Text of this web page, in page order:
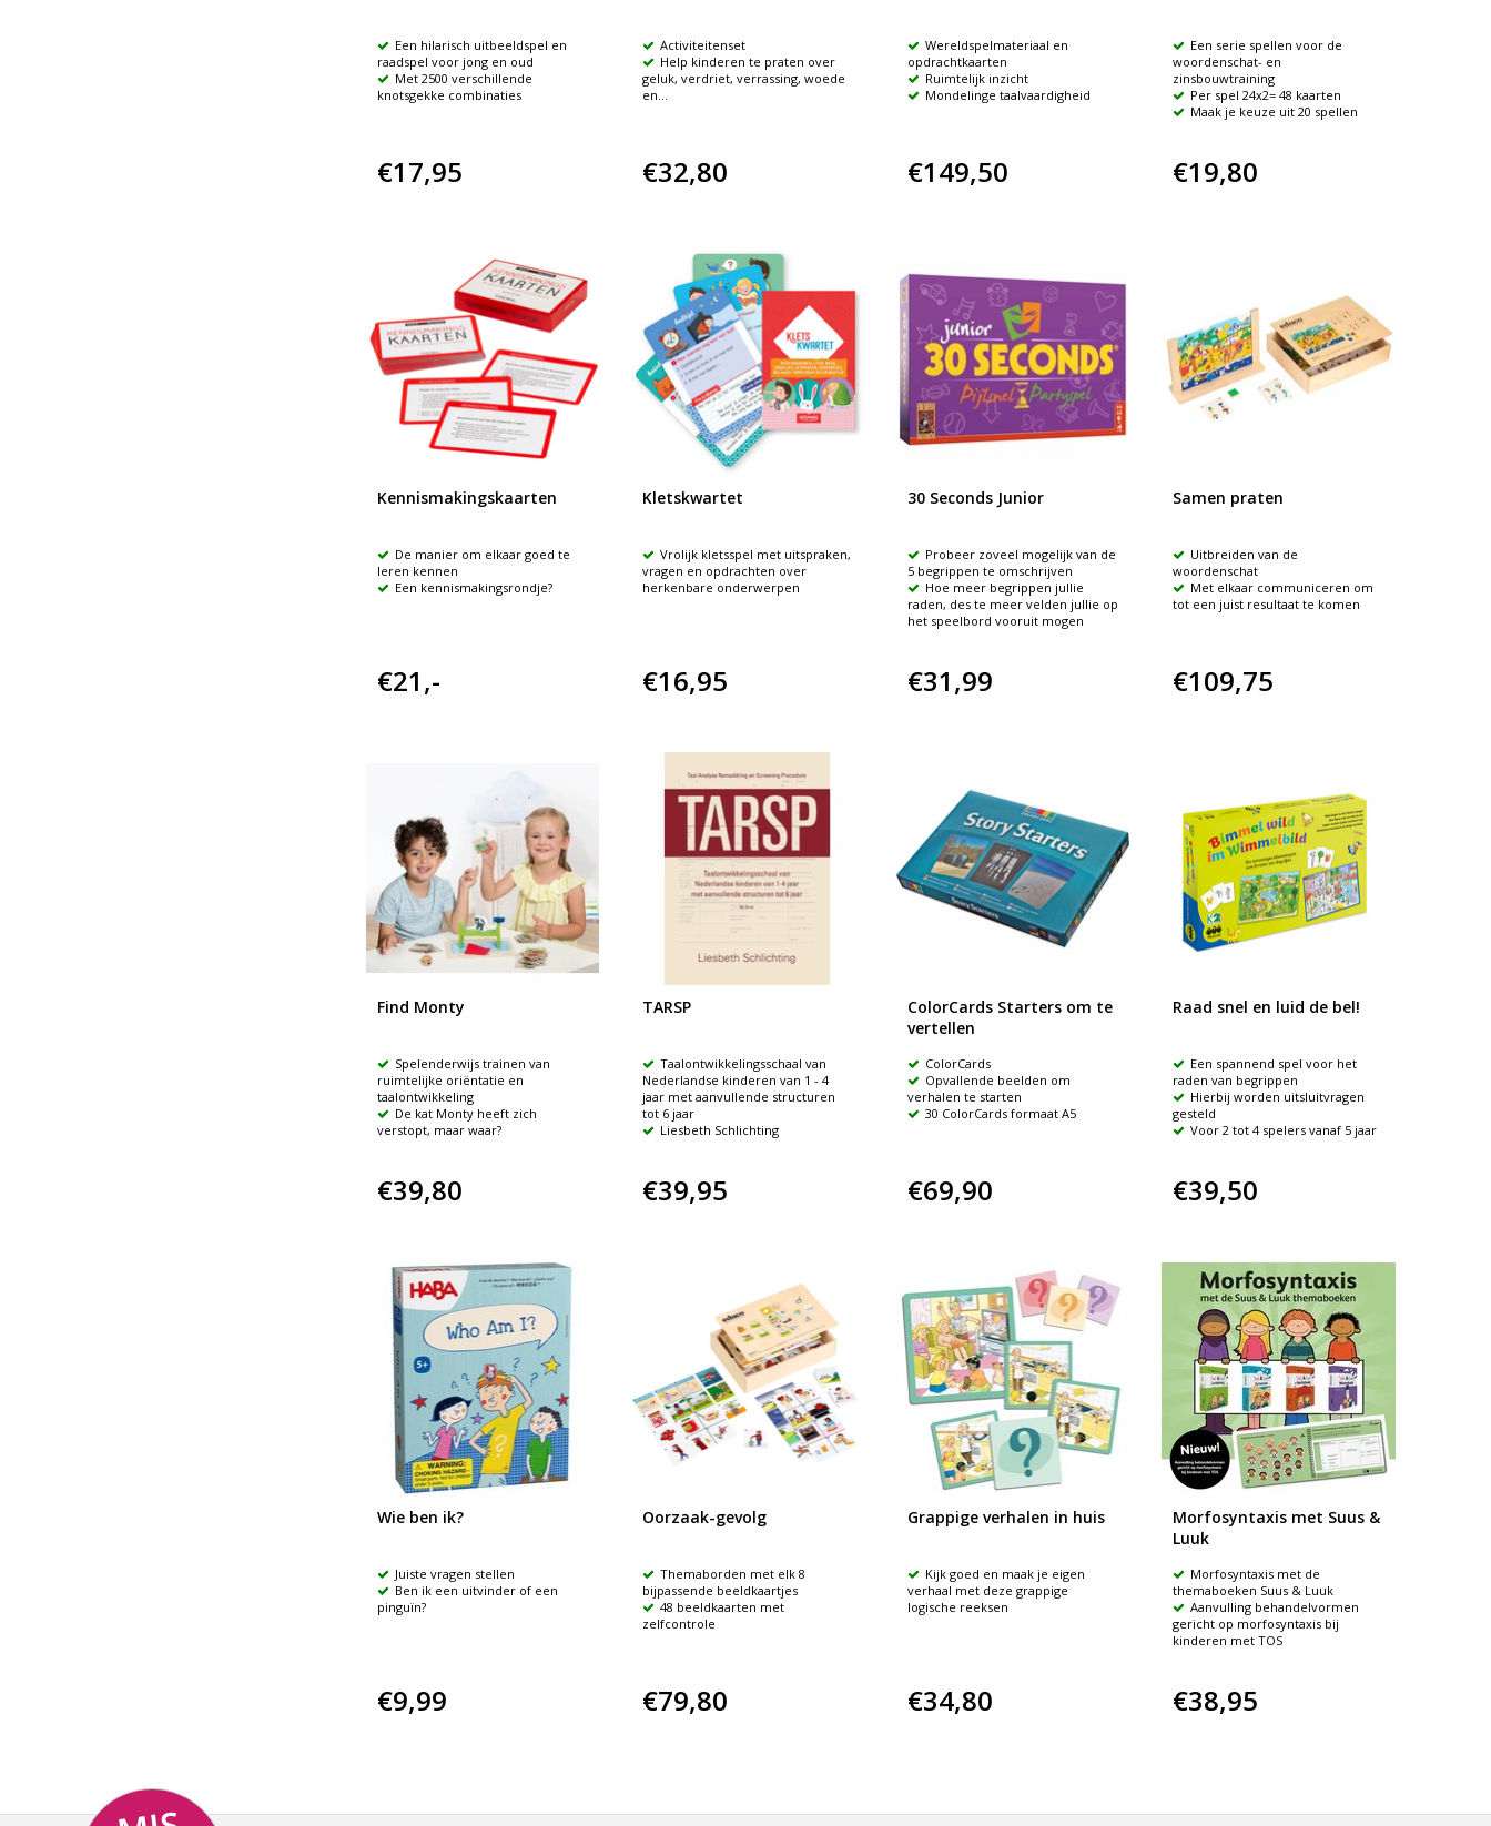
Een hilarisch uitbeeldspel en
raadspel voor jong en oud
Met 2500 verschillende
knotsgekke combinaties
€17,95
Activiteitenset
Help kinderen te praten over
geluk, verdriet, verrassing, woede
en...
€32,80
Wereldspelmateriaal en
opdrachtkaarten
Ruimtelijk inzicht
Mondelinge taalvaardigheid
€149,50
Een serie spellen voor de
woordenschat- en
zinsbouwtraining
Per spel 24x2= 48 kaarten
Maak je keuze uit 20 spellen
€19,80
Kennismakingskaarten
De manier om elkaar goed te
leren kennen
Een kennismakingsrondje?
€21,-
Kletskwartet
Vrolijk kletsspel met uitspraken,
vragen en opdrachten over
herkenbare onderwerpen
€16,95
30 Seconds Junior
Probeer zoveel mogelijk van de
5 begrippen te omschrijven
Hoe meer begrippen jullie
raden, des te meer velden jullie op
het speelbord vooruit mogen
€31,99
Samen praten
Uitbreiden van de
woordenschat
Met elkaar communiceren om
tot een juist resultaat te komen
€109,75
Find Monty
Spelenderwijs trainen van
ruimtelijke oriëntatie en
taalontwikkeling
De kat Monty heeft zich
verstopt, maar waar?
€39,80
TARSP
Taalontwikkelingsschaal van
Nederlandse kinderen van 1 - 4
jaar met aanvullende structuren
tot 6 jaar
Liesbeth Schlichting
€39,95
ColorCards Starters om te
vertellen
ColorCards
Opvallende beelden om
verhalen te starten
30 ColorCards formaat A5
€69,90
Raad snel en luid de bel!
Een spannend spel voor het
raden van begrippen
Hierbij worden uitsluitvragen
gesteld
Voor 2 tot 4 spelers vanaf 5 jaar
€39,50
Wie ben ik?
Juiste vragen stellen
Ben ik een uitvinder of een
pinguïn?
€9,99
Oorzaak-gevolg
Themaborden met elk 8
bijpassende beeldkaartjes
48 beeldkaarten met
zelfcontrole
€79,80
Grappige verhalen in huis
Kijk goed en maak je eigen
verhaal met deze grappige
logische reeksen
€34,80
Morfosyntaxis met Suus &
Luuk
Morfosyntaxis met de
themaboeken Suus & Luuk
Aanvulling behandelvormen
gericht op morfosyntaxis bij
kinderen met TOS
€38,95